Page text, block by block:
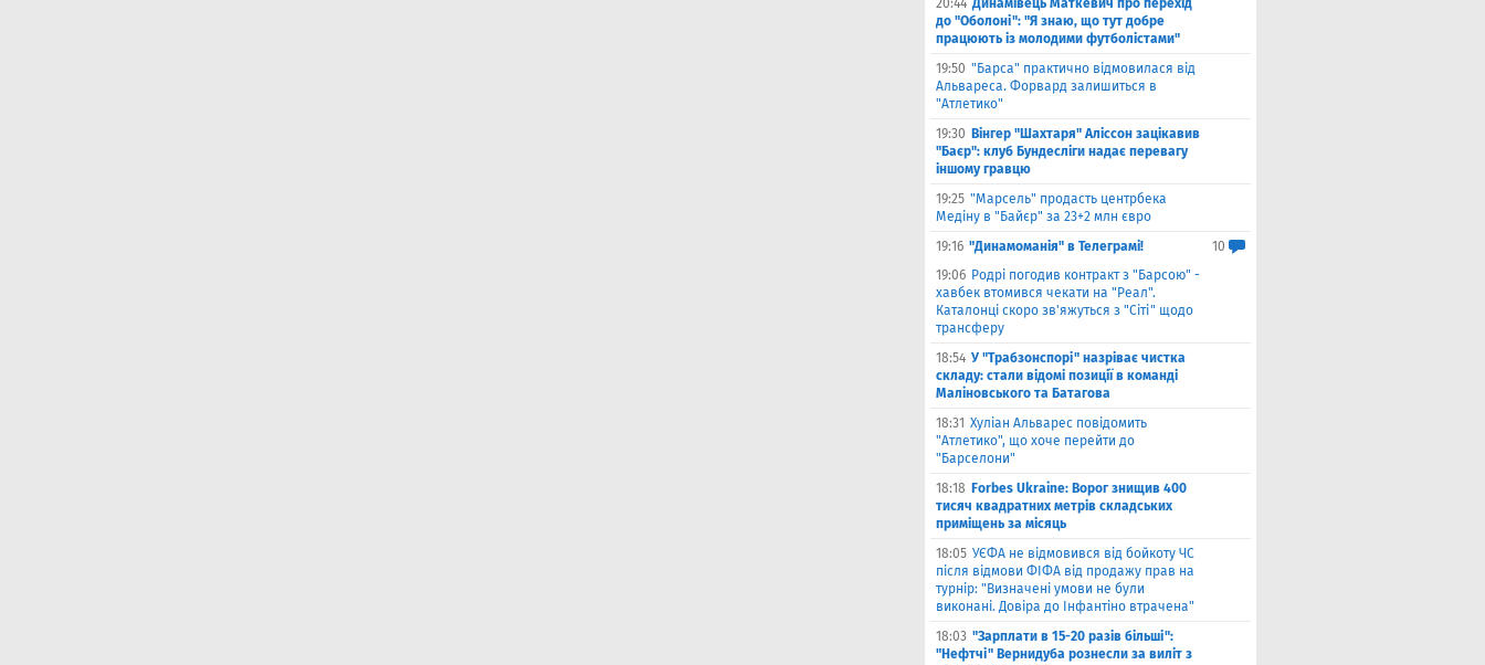
20:44 Динамівець Маткевич про перехід
до "Оболоні": "Я знаю, що тут добре
працюють із молодими футболістами"
19:50 "Барса" практично відмовилася від
Альвареса. Форвард залишиться в
"Атлетико"
19:30 Вінгер "Шахтаря" Аліссон зацікавив
"Баєр": клуб Бундесліги надає перевагу
іншому гравцю
19:25 "Марсель" продасть центрбека
Медіну в "Байєр" за 23+2 млн євро
19:16 "Динамоманія" в Телеграмі!
10
19:06 Родрі погодив контракт з "Барсою" -
хавбек втомився чекати на "Реал".
Каталонці скоро зв'яжуться з "Сіті" щодо
трансферу
18:54 У "Трабзонспорі" назріває чистка
складу: стали відомі позиції в команді
Малiновського та Батагова
18:31 Хуліан Альварес повідомить
"Атлетико", що хоче перейти до
"Барселони"
18:18 Forbes Ukraine: Ворог знищив 400
тисяч квадратних метрів складських
приміщень за місяць
18:05 УЄФА не відмовився від бойкоту ЧС
після відмови ФІФА від продажу прав на
турнір: "Визначені умови не були
виконані. Довіра до Інфантіно втрачена"
18:03 "Зарплати в 15-20 разів більші":
"Нефтчі" Вернидуба рознесли за виліт з